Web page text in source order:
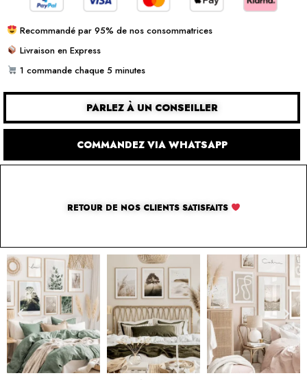
Recommandé par 95% de nos consommatrices
Livraison en Express
1 commande chaque 5 minutes
PARLEZ À UN CONSEILLER
COMMANDEZ VIA WHATSAPP
RETOUR DE NOS CLIENTS SATISFAITS